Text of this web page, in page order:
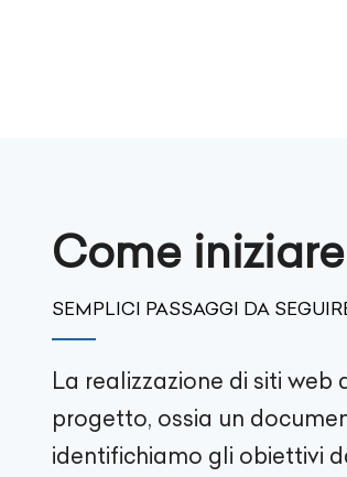
Come iniziare
SEMPLICI PASSAGGI DA
La realizzazione di siti web
progetto, ossia un
identifichiamo gli obiettivi